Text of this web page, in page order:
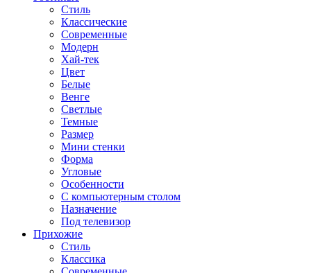
Стиль
Классические
Современные
Модерн
Хай-тек
Цвет
Белые
Венге
Светлые
Темные
Размер
Мини стенки
Форма
Угловые
Особенности
С компьютерным столом
Назначение
Под телевизор
Прихожие
Стиль
Классика